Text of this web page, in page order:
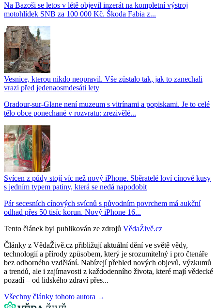
Na Bazoši se letos v létě objevil inzerát na kompletní výstroj
motohlídek SNB za 100 000 Kč. Škoda Fabia z...
Vesnice, kterou nikdo neopravil. Vše zůstalo tak, jak to zanechali
vrazi před jedenaosmdesáti lety
Oradour-sur-Glane není muzeum s vitrínami a popiskami. Je to celé
tělo obce ponechané v rozvratu: zrezivělé...
Svícen z půdy stojí víc než nový iPhone. Sběratelé loví cínové kusy
s jedním typem patiny, která se nedá napodobit
Pár secesních cínových svícnů s původním povrchem má aukční
odhad přes 50 tisíc korun. Nový iPhone 16...
Tento článek byl publikován ze zdrojů VědaŽivě.cz
Články z VědaŽivě.cz přibližují aktuální dění ve světě vědy,
technologií a přírody způsobem, který je srozumitelný i pro čtenáře
bez odborného vzdělání. Nabízejí přehled nových objevů, výzkumů
a trendů, ale i zajímavosti z každodenního života, které mají vědecké
pozadí – od lidského zdraví přes...
Všechny články tohoto autora →